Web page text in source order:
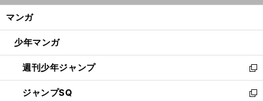
ン
ウ
開
く
マンガ
少年マンガ
週刊少年ジャンプ
新
し
い
ジャンプSQ
新